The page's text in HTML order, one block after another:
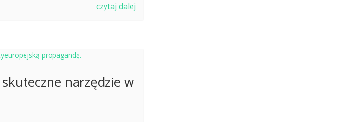
czytaj dalej
narzędzie w